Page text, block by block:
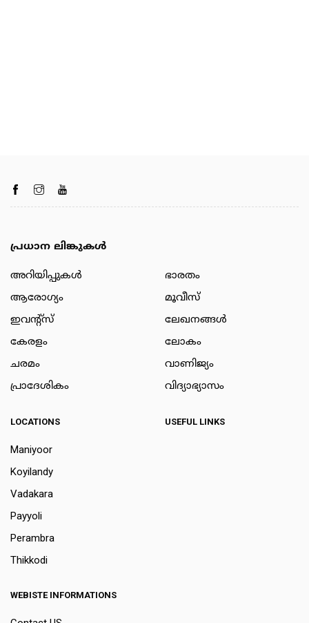
പ്രധാന ലിങ്കുകൾ
അറിയിപ്പുകള്‍
ആരോഗ്യം
ഇവന്റ്സ്
കേരളം
ചരമം
പ്രാദേശികം
ഭാരതം
മൂവീസ്
ലേഖനങ്ങള്‍
ലോകം
വാണിജ്യം
വിദ്യാഭ്യാസം
LOCATIONS
Maniyoor
Koyilandy
Vadakara
Payyoli
Perambra
Thikkodi
USEFUL LINKS
WEBISTE INFORMATIONS